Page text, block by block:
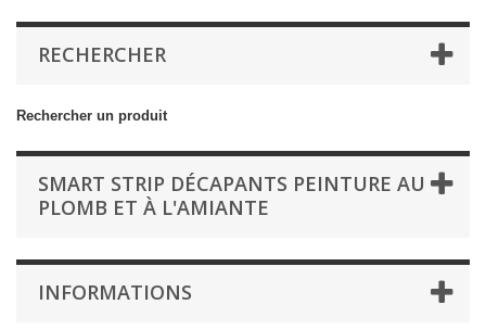
RECHERCHER
Rechercher un produit
SMART STRIP DÉCAPANTS PEINTURE AU
PLOMB ET À L'AMIANTE
INFORMATIONS